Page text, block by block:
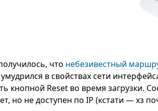
что небезивестный
в свойствах сети
кнопной Reset во время загрузки.
но не доступен по IP (кстати — хз